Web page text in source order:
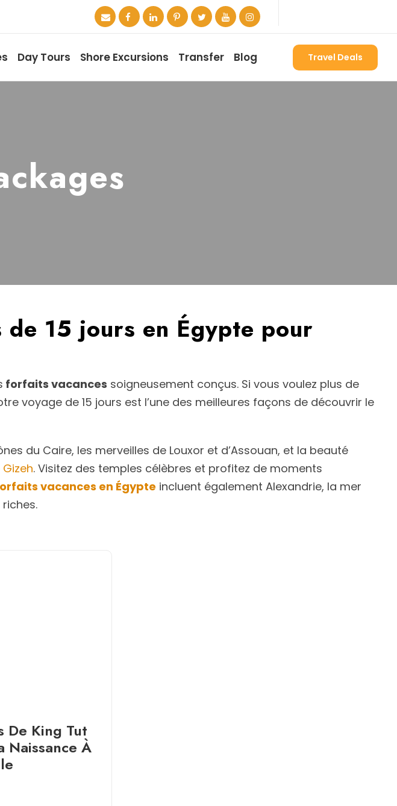
Day Tours Shore Excursions Transfer Blog Travel Deals
15 jours en Égypte pour
forfaits vacances soigneusement conçus. Si vous voulez plus de
voyage de 15 jours est l’une des meilleures façons de découvrir le
du Caire, les merveilles de Louxor et d’Assouan, et la beauté
. Visitez des temples célèbres et profitez de moments
vacances en Égypte incluent également Alexandrie, la mer
De King Tut
Naissance À